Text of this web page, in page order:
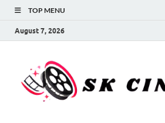
TOP MENU
August 7, 2026